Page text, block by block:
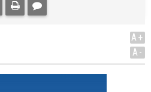
A+
A-